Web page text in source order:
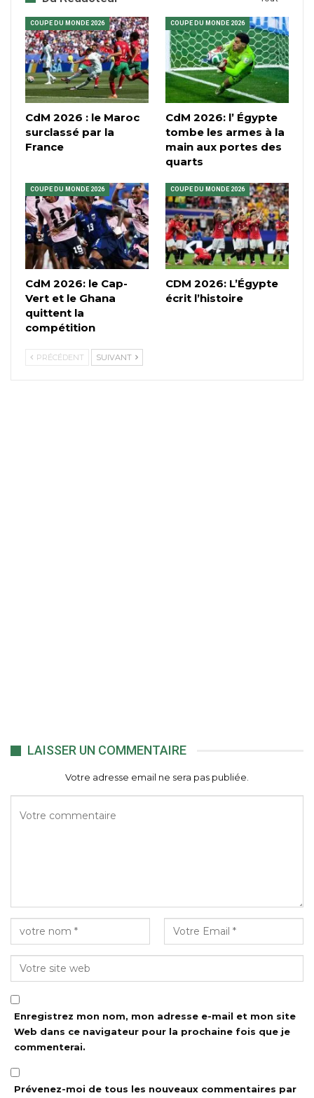
COUPE DU MONDE 2026
CdM 2026 : le Maroc
surclassé par la
France
COUPE DU MONDE 2026
CdM 2026: l’ Égypte
tombe les armes à la
main aux portes des
quarts
COUPE DU MONDE 2026
CdM 2026: le Cap-
Vert et le Ghana
quittent la
compétition
COUPE DU MONDE 2026
CDM 2026: L’Égypte
écrit l’histoire
PRÉCÉDENT SUIVANT
LAISSER UN COMMENTAIRE
Votre adresse email ne sera pas publiée.
Enregistrez mon nom, mon adresse e-mail et mon site
Web dans ce navigateur pour la prochaine fois que je
commenterai.
Prévenez-moi de tous les nouveaux commentaires par